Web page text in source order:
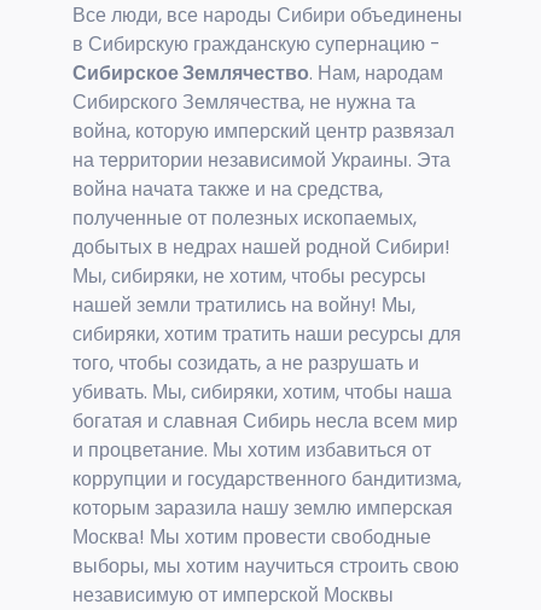
Все люди, все народы Сибири объединены
в Сибирскую гражданскую супернацию -
Сибирское Землячество. Нам, народам
Сибирского Землячества, не нужна та
война, которую имперский центр развязал
на территории независимой Украины. Эта
война начата также и на средства,
полученные от полезных ископаемых,
добытых в недрах нашей родной Сибири!
Мы, сибиряки, не хотим, чтобы ресурсы
нашей земли тратились на войну! Мы,
сибиряки, хотим тратить наши ресурсы для
того, чтобы созидать, а не разрушать и
убивать. Мы, сибиряки, хотим, чтобы наша
богатая и славная Сибирь несла всем мир
и процветание. Мы хотим избавиться от
коррупции и государственного бандитизма,
которым заразила нашу землю имперская
Москва! Мы хотим провести свободные
выборы, мы хотим научиться строить свою
независимую от имперской Москвы